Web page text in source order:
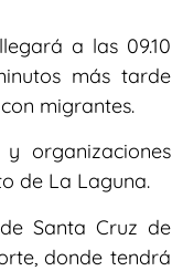
a las 09.10
más tarde
migrantes.
organizaciones
de La Laguna.
Santa Cruz de
donde tendrá